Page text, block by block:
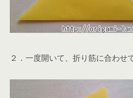
２．一度開いて、折り筋に合わせ